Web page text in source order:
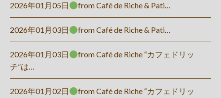
2026年01月05日 from Café de Riche & Pati…
2026年01月03日 from Café de Riche & Pati…
2026年01月03日
from Café de Riche “カフェドリッ
チ”は…
2026年01月02日
from Café de Riche “カフェドリッ